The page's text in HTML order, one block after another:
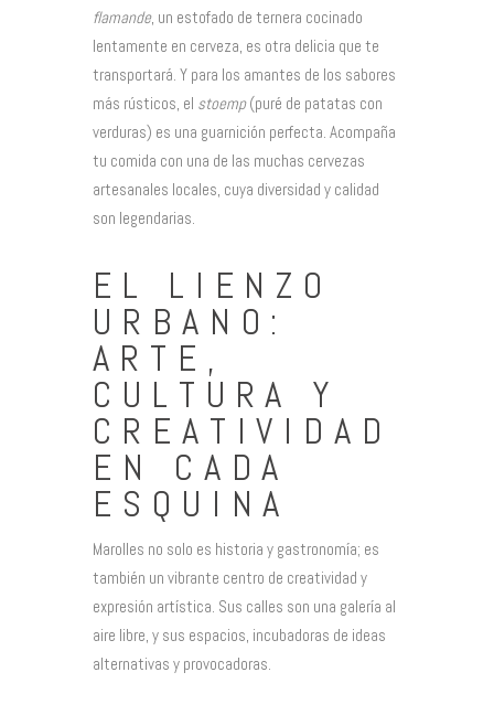
flamande, un estofado de ternera cocinado
lentamente en cerveza, es otra delicia que te
transportará. Y para los amantes de los sabores
más rústicos, el stoemp(puré de patatas con
verduras) es una guarnición perfecta. Acompaña
tu comida con una de las muchas cervezas
artesanales locales, cuya diversidad y calidad
son legendarias.
EL LIENZO
URBANO:
ARTE,
CULTURA Y
CREATIVIDAD
EN CADA
ESQUINA
Marolles no solo es historia y gastronomía; es
también un vibrante centro de creatividad y
expresión artística. Sus calles son una galería al
aire libre, y sus espacios, incubadoras de ideas
alternativas y provocadoras.